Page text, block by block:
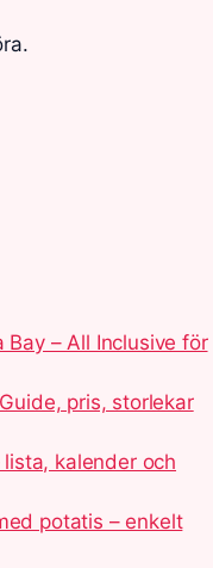
Bay – All Inclusive för
pris, storlekar
kalender och
potatis – enkelt